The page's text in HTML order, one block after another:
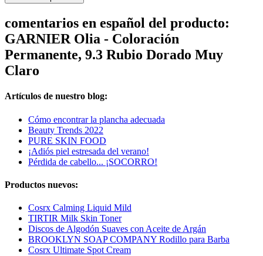
comentarios en español del producto:
GARNIER Olia - Coloración
Permanente, 9.3 Rubio Dorado Muy
Claro
Artículos de nuestro blog:
Cómo encontrar la plancha adecuada
Beauty Trends 2022
PURE SKIN FOOD
¡Adiós piel estresada del verano!
Pérdida de cabello... ¡SOCORRO!
Productos nuevos:
Cosrx Calming Liquid Mild
TIRTIR Milk Skin Toner
Discos de Algodón Suaves con Aceite de Argán
BROOKLYN SOAP COMPANY Rodillo para Barba
Cosrx Ultimate Spot Cream